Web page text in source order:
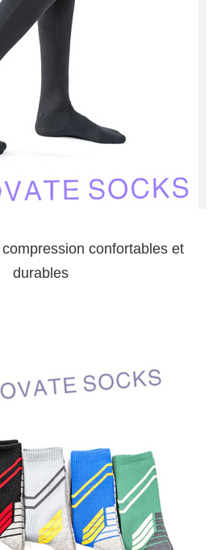
confortables et
durables